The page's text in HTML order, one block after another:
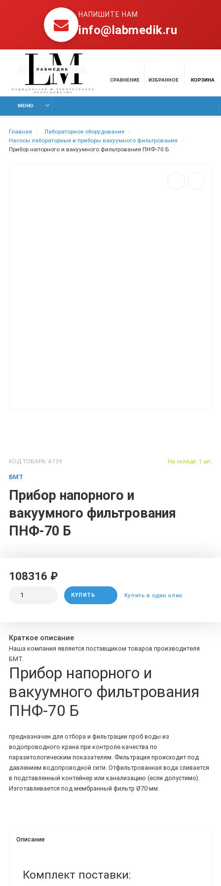
НАПИШИТЕ НАМ
info@labmedik.ru
СРАВНЕНИЕ ИЗБРАННОЕ КОРЗИНА
МЕНЮ
Главная
Лабораторное оборудование
Насосы лабораторные и приборы вакуумного фильтрования
Прибор напорного и вакуумного фильтрования ПНФ-70 Б
КОД ТОВАРА: 6739
БМТ
Прибор напорного и
вакуумного фильтрования
ПНФ-70 Б
На складе: 1 шт.
108316 ₽
КУПИТЬ Купить в один клик
Краткое описание
Наша компания является поставщиком товаров производителя
БМТ.
Прибор напорного и
вакуумного фильтрования
ПНФ-70 Б
предназначен для отбора и фильтрации проб воды из
водопроводного крана при контроле качества по
паразитологическим показателям. Фильтрация происходит под
давлением водопроводной сети. Отфильтрованная вода сливается
в подставленный контейнер или канализацию (если допустимо).
Изготавливается под мембранный фильтр Ø70 мм.
Описание
Комплект поставки: